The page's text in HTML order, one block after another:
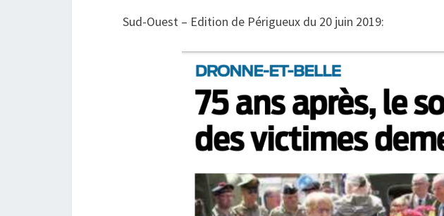
RICHEMOND
ET
Sud-Ouest – Edition de Périgueux du 20 juin 2019: